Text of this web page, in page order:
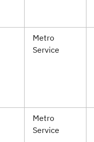
Metro
Service
Metro
Service